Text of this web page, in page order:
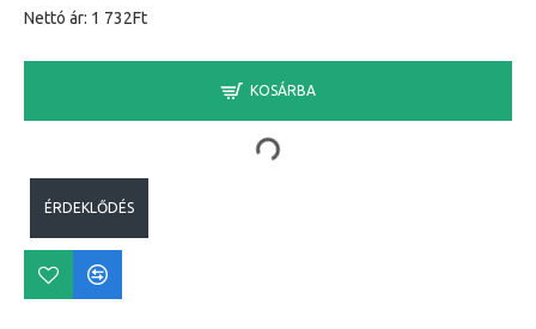
Nettó ár: 1 732Ft
KOSÁRBA
ÉRDEKLŐDÉS